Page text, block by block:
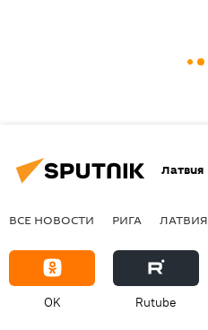
Латвия
ВСЕ НОВОСТИ РИГА ЛАТВИЯ
OK Rutube